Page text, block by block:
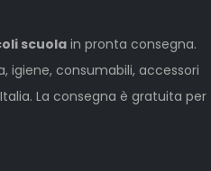
scuola in pronta consegna.
igiene, consumabili, accessori
La consegna è gratuita per